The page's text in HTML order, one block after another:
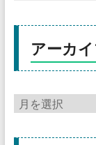
アーカ